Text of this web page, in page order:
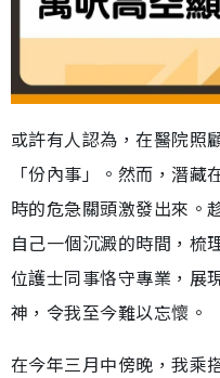
或許有人認為，在醫院照
「份內事」。然而，潛
時的危急關頭激發出來。
自己一個沉澱的時間，梳
位護士同事恪守專業，展
神，令我至今難以忘懷。
在今年三月中傍晚，我乘